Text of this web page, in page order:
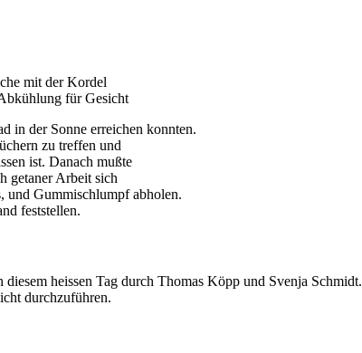
mit der Kordel
für Gesicht
in der Sonne erreichen konnten.
zu treffen und
ist. Danach mußte
getaner Arbeit sich
und Gummischlumpf abholen.
feststellen.
heissen Tag durch Thomas Köpp und Svenja Schmidt.
durchzuführen.